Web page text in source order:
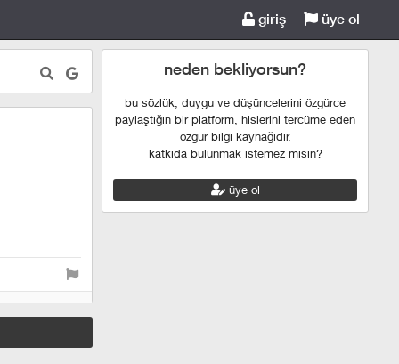
giriş üye ol
neden bekliyorsun?
bu sözlük, duygu ve düşüncelerini özgürce
paylaştığın bir platform, hislerini tercüme eden
özgür bilgi kaynağıdır.
katkıda bulunmak istemez misin?
üye ol